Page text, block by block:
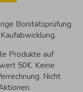
Bonitätsprüfung
Produkte auf
50€. Keine
Nicht